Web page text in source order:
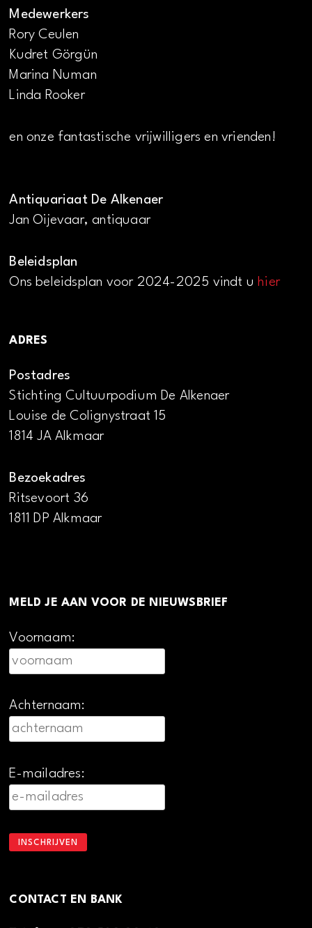
Medewerkers
Rory Ceulen
Kudret Görgün
Marina Numan
Linda Rooker
en onze fantastische vrijwilligers en vrienden!
Antiquariaat De Alkenaer
Jan Oijevaar, antiquaar
Beleidsplan
Ons beleidsplan voor 2024-2025 vindt uhier
ADRES
Postadres
Stichting Cultuurpodium De Alkenaer
Louise de Colignystraat 15
1814 JA Alkmaar
Bezoekadres
Ritsevoort 36
1811 DP Alkmaar
MELD JE AAN VOOR DE NIEUWSBRIEF
Voornaam:
Achternaam:
E-mailadres:
CONTACT EN BANK